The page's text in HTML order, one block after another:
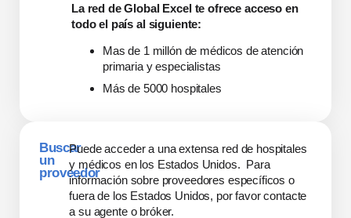
La red de Global Excel te ofrece acceso en
todo el país al siguiente:
Mas de 1 millón de médicos de atención
primaria y especialistas
Más de 5000 hospitales
Buscar
un
proveedor
Puede acceder a una extensa red de hospitales
y médicos en los Estados Unidos. Para
información sobre proveedores específicos o
fuera de los Estados Unidos, por favor contacte
a su agente o bróker.